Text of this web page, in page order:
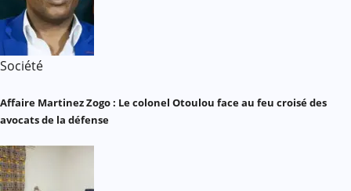
Société
Affaire Martinez Zogo : Le colonel Otoulou face au feu croisé des
avocats de la défense